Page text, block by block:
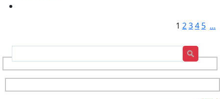
1 234 5 ...